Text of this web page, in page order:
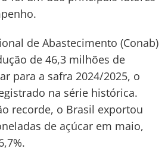
de Abastecimento (Conab)
de 46,3 milhões de
para a safra 2024/2025, o
na série histórica.
recorde, o Brasil exportou
de açúcar em maio,